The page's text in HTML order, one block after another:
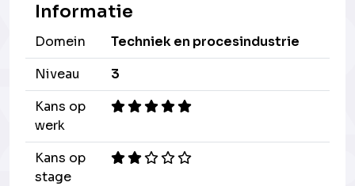
Informatie
Domein
Techniek en procesindustrie
Niveau
3
Kans op
werk
Kans op
stage